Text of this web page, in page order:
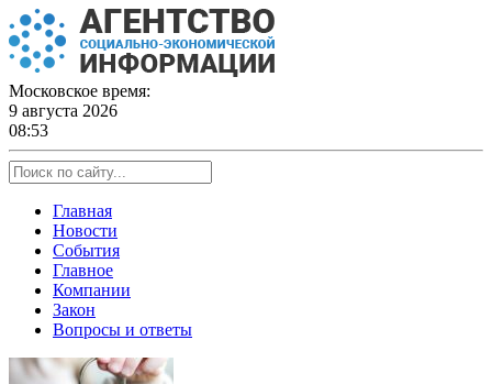
Skip
to
content
Московское время:
9 августа 2026
08:53
Главная
Новости
События
Главное
Компании
Закон
Вопросы и ответы